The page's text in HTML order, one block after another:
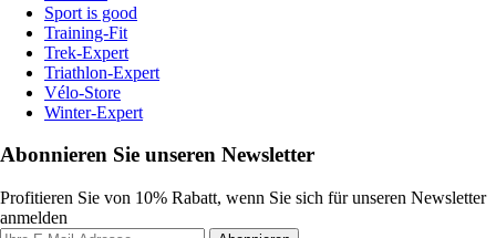
Sport is good
Training-Fit
Trek-Expert
Triathlon-Expert
Vélo-Store
Winter-Expert
Abonnieren Sie unseren Newsletter
Profitieren Sie von 10% Rabatt, wenn Sie sich für unseren Newsletter
anmelden